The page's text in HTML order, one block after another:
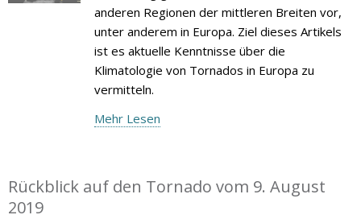
anderen Regionen der mittleren Breiten vor,
unter anderem in Europa. Ziel dieses Artikels
ist es aktuelle Kenntnisse über die
Klimatologie von Tornados in Europa zu
vermitteln.
Mehr Lesen
Rückblick auf den Tornado vom 9. August
2019